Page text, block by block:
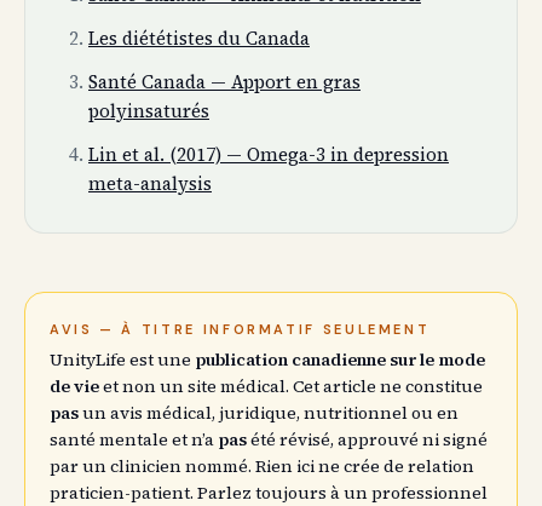
Les diététistes du Canada
Santé Canada — Apport en gras
polyinsaturés
Lin et al. (2017) — Omega-3 in depression
meta-analysis
AVIS — À TITRE INFORMATIF SEULEMENT
UnityLife est une publication canadienne sur le mode
de vieet non un site médical. Cet article ne constitue
pasun avis médical, juridique, nutritionnel ou en
santé mentale et n’a pasété révisé, approuvé ni signé
par un clinicien nommé. Rien ici ne crée de relation
praticien-patient. Parlez toujours à un professionnel